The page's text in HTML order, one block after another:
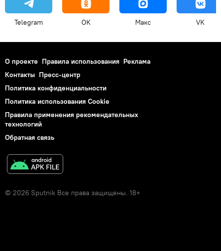
Telegram OK Макс VK
О проекте Правила использования Реклама
Контакты Пресс-центр
Политика конфиденциальности
Политика использования Cookie
Правила применения рекомендательных
технологий
Обратная связь
© 2026 Sputnik Все права защищены. 18+